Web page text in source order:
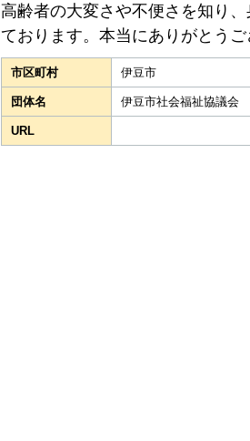
高齢者の大変さや不便さを知り
ております。本当にありがとうご
市区町村 伊豆市
団体名 伊豆市社会福祉協議会
URL